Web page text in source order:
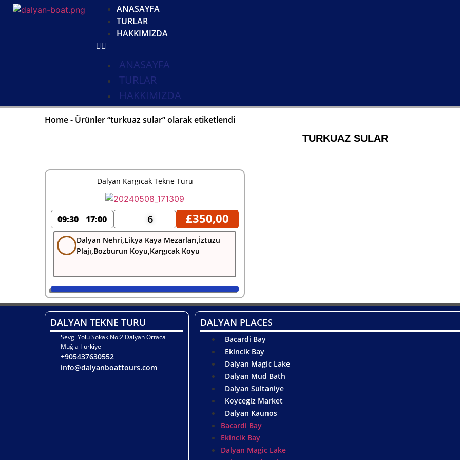
ANASAYFA
TURLAR
HAKKIMIZDA
ANASAYFA
TURLAR
HAKKIMIZDA
Home- Ürünler “turkuaz sular” olarak etiketlendi
TURKUAZ SULAR
Dalyan Kargıcak Tekne Turu
09:30 17:00 6 £350,00
Dalyan Nehri,Likya Kaya Mezarları,İztuzu
Plajı,Bozburun Koyu,Kargıcak Koyu
DALYAN TEKNE TURU
Sevgi Yolu Sokak No:2 Dalyan Ortaca
Muğla Turkiye
+905437630552
info@dalyanboattours.com
DALYAN PLACES
Bacardi Bay
Ekincik Bay
Dalyan Magic Lake
Dalyan Mud Bath
Dalyan Sultaniye
Koycegiz Market
Dalyan Kaunos
Bacardi Bay
Ekincik Bay
Dalyan Magic Lake